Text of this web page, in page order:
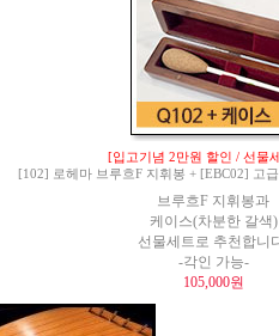
[입고기념 2만원 할인 / 선물
[102] 로헤마 브루흐F 지휘봉 + [EBC02] 고
브루흐F 지휘봉과
케이스(차분한 갈색)
선물세트로 추천합니
-각인 가능-
105,000원